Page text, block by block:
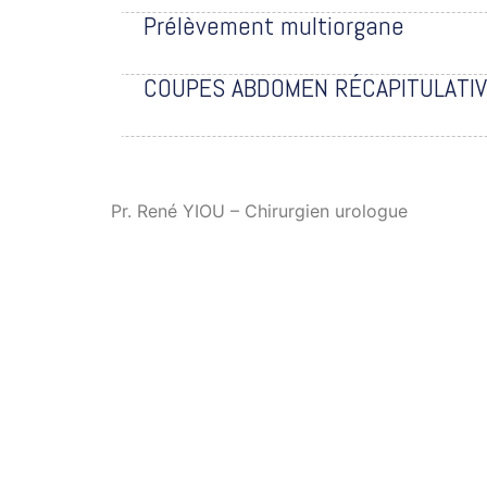
Prélèvement multiorgane
COUPES ABDOMEN
Pr. René YIOU – Chirurgien urologue